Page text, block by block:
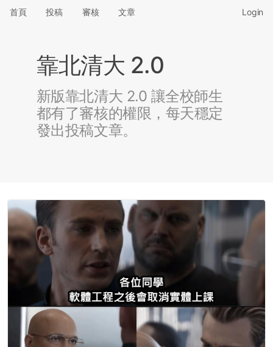
首頁 投稿 審核 文章 Login
靠北清大 2.0
新版靠北清大 2.0 讓全校師生
都有了審核的權限，每天穩定
發出投稿文章。